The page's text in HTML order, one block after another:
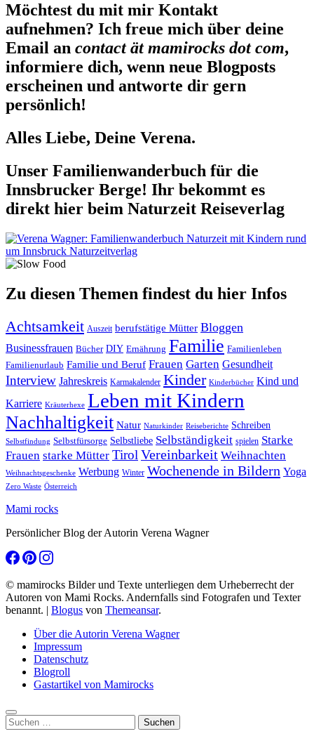
Möchtest du mit mir Kontakt
aufnehmen? Ich freue mich über deine
Email an contact ät mamirocks dot com,
informiere dich, wenn neue Blogposts
erscheinen und antworte dir gern
persönlich!
Alles Liebe, Deine Verena.
Unser Familienwanderbuch für die
Innsbrucker Berge! Ihr bekommt es
direkt hier beim Naturzeit Reiseverlag
Zu diesen Themen findest du hier Infos
Achtsamkeit Auszeit berufstätige Mütter Bloggen
Businessfrauen Bücher DIY Ernährung Familie Familienleben
Familienurlaub Familie und Beruf Frauen Garten Gesundheit
Interview Jahreskreis Karmakalender Kinder Kinderbücher Kind und
Karriere Kräuterhexe Leben mit Kindern
Nachhaltigkeit Natur Naturkinder Reiseberichte Schreiben
Selbstfindung Selbstfürsorge Selbstliebe Selbständigkeit spielen Starke
Frauen starke Mütter Tirol Vereinbarkeit Weihnachten
Weihnachtsgeschenke Werbung Winter Wochenende in Bildern Yoga
Zero Waste Österreich
Mami rocks
Persönlicher Blog der Autorin Verena Wagner
© mamirocks Bilder und Texte unterliegen dem Urheberrecht der
Autoren von Mami Rocks. Andernfalls sind Fotografen und Texter
benannt. | Blogus von Themeansar.
Über die Autorin Verena Wagner
Impressum
Datenschutz
Blogroll
Gastartikel von Mamirocks
Suchen
nach: